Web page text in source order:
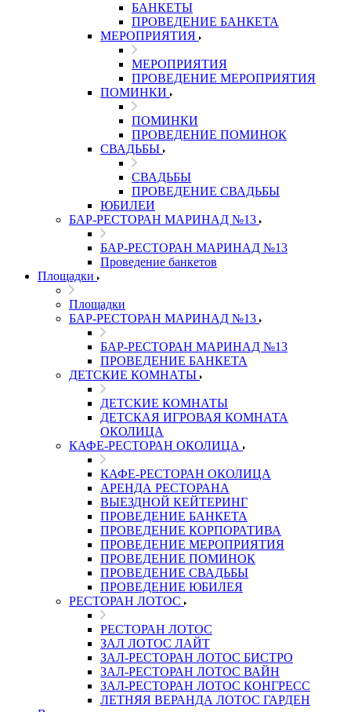
БАНКЕТЫ
ПРОВЕДЕНИЕ БАНКЕТА
МЕРОПРИЯТИЯ
МЕРОПРИЯТИЯ
ПРОВЕДЕНИЕ МЕРОПРИЯТИЯ
ПОМИНКИ
ПОМИНКИ
ПРОВЕДЕНИЕ ПОМИНОК
СВАДЬБЫ
СВАДЬБЫ
ПРОВЕДЕНИЕ СВАДЬБЫ
ЮБИЛЕИ
БАР-РЕСТОРАН МАРИНАД №13
БАР-РЕСТОРАН МАРИНАД №13
Проведение банкетов
Площадки
Площадки
БАР-РЕСТОРАН МАРИНАД №13
БАР-РЕСТОРАН МАРИНАД №13
ПРОВЕДЕНИЕ БАНКЕТА
ДЕТСКИЕ КОМНАТЫ
ДЕТСКИЕ КОМНАТЫ
ДЕТСКАЯ ИГРОВАЯ КОМНАТА
ОКОЛИЦА
КАФЕ-РЕСТОРАН ОКОЛИЦА
КАФЕ-РЕСТОРАН ОКОЛИЦА
АРЕНДА РЕСТОРАНА
ВЫЕЗДНОЙ КЕЙТЕРИНГ
ПРОВЕДЕНИЕ БАНКЕТА
ПРОВЕДЕНИЕ КОРПОРАТИВА
ПРОВЕДЕНИЕ МЕРОПРИЯТИЯ
ПРОВЕДЕНИЕ ПОМИНОК
ПРОВЕДЕНИЕ СВАДЬБЫ
ПРОВЕДЕНИЕ ЮБИЛЕЯ
РЕСТОРАН ЛОТОС
РЕСТОРАН ЛОТОС
ЗАЛ ЛОТОС ЛАЙТ
ЗАЛ-РЕСТОРАН ЛОТОС БИСТРО
ЗАЛ-РЕСТОРАН ЛОТОС ВАЙН
ЗАЛ-РЕСТОРАН ЛОТОС КОНГРЕСС
ЛЕТНЯЯ ВЕРАНДА ЛОТОС ГАРДЕН